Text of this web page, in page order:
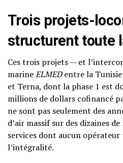
Trois projets-
structurent toute
Ces trois projets — et
marineELMEDentre la Tunisie
et Terna, dont la phase 1 est
millions de dollars cofinancé
ne sont pas seulement des
d’air massif sur des dizaines
services dont aucun
l’intégralité.